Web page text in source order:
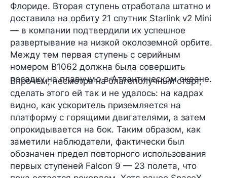
Флориде. Вторая ступень отработала штатно и
доставила на орбиту 21 спутник Starlink v2 Mini
— в компании подтвердили их успешное
развертывание на низкой околоземной орбите.
Между тем первая ступень с серийным
номером B1062 должна была совершить
посадку на плавучую в Атлантическом океане.
Впрочем, несмотря на благополучный старт,
сделать этого ей так и не удалось: на кадрах
видно, как ускоритель приземляется на
платформу с горящими двигателями, а затем
опрокидывается на бок. Таким образом, как
заметили наблюдатели, фактически был
обозначен предел повторного использования
первых ступеней Falcon 9 — 23 полета, что